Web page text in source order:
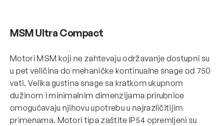
MSM Ultra Compact
Motori MSM koji ne zahtevaju održavanje dostupni su
u pet veličina do mehaničke kontinualne snage od 750
vati. Velika gustina snage sa kratkom ukupnom
dužinom i minimalnim dimenzijama prirubnice
omogućavaju njihovu upotrebu u najrazličitijim
primenama. Motori tipa zaštite IP54 opremljeni su